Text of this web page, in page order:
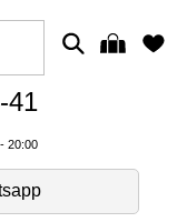
41
20:00